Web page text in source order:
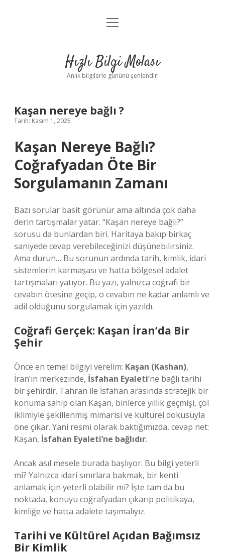
Anasayfa
Yasal Uyarı
menüyü
Hızlı Bilgi Molası
Anlık bilgilerle gününü şenlendir!
Kaşan nereye bağlı ?
Tarih: Kasım 1, 2025
Kaşan Nereye Bağlı?
Coğrafyadan Öte Bir
Sorgulamanın Zamanı
Bazı sorular basit görünür ama altında çok daha
derin tartışmalar yatar. “Kaşan nereye bağlı?”
sorusu da bunlardan biri. Haritaya bakıp birkaç
saniyede cevap verebileceğinizi düşünebilirsiniz.
Ama durun… Bu sorunun ardında tarih, kimlik, idari
sistemlerin karmaşası ve hatta bölgesel adalet
tartışmaları yatıyor. Bu yazı, yalnızca coğrafi bir
cevabın ötesine geçip, o cevabın ne kadar anlamlı ve
adil olduğunu sorgulamak için yazıldı.
Coğrafi Gerçek: Kaşan İran’da Bir
Şehir
Önce en temel bilgiyi verelim: Kaşan (Kashan),
İran’ın merkezinde, İsfahan Eyaleti’ne bağlı tarihi
bir şehirdir. Tahran ile İsfahan arasında stratejik bir
konuma sahip olan Kaşan, binlerce yıllık geçmişi, çöl
iklimiyle şekillenmiş mimarisi ve kültürel dokusuyla
öne çıkar. Yani resmi olarak baktığımızda, cevap net:
Kaşan, İsfahan Eyaleti’ne bağlıdır.
Ancak asıl mesele burada başlıyor. Bu bilgi yeterli
mi? Yalnızca idari sınırlara bakmak, bir kenti
anlamak için yeterli olabilir mi? İşte tam da bu
noktada, konuyu coğrafyadan çıkarıp politikaya,
kimliğe ve hatta adalete taşımalıyız.
Tarihi ve Kültürel Açıdan Bağımsız
Bir Kimlik